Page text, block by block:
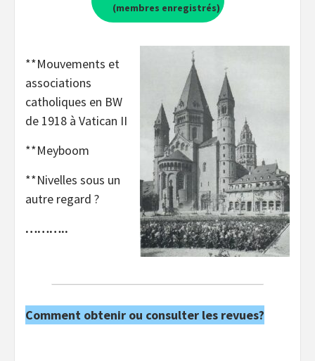
(membres enregistrés)
**Mouvements et
associations
catholiques en BW
de 1918 à Vatican II
**Meyboom
**Nivelles sous un
autre regard ?
………..
Comment obtenir ou consulter les revues?